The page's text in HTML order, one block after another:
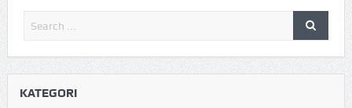
KATEGORI